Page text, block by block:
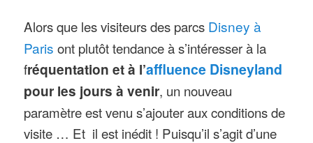
Alors que les visiteurs des parcs Disney à
Paris ont plutôt tendance à s’intéresser à la
fréquentation et à l’affluence Disneyland
pour les jours à venir, un nouveau
paramètre est venu s’ajouter aux conditions de
visite … Et il est inédit ! Puisqu’il s’agit d’une